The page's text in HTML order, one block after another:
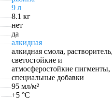
9 л
8.1 кг
нет
да
алкидная
алкидная смола,
светостойкие и
атмосферостойкие пигменты,
специальные добавки
95 мл/м²
+5 °С